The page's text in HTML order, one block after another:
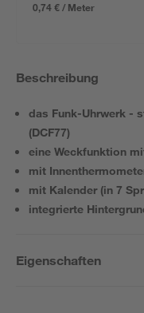
0,74 € / Meter
Beschreibung
das Funk-Uhrwerk -
(DCF77)
eine Weckfunktion
mit
mit Kalender (in 7
integrierte
Eigenschaften